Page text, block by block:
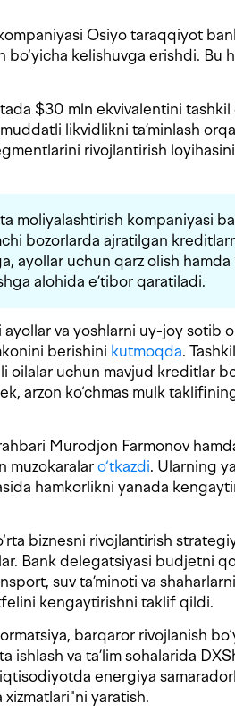
Osiyo taraqqiyot
bo‘yicha kelishuvga erishdi. Bu
$30 mln ekvivalentini tashkil
likvidlikni ta’minlash
rivojlantirish
moliyalashtirish kompaniyasi
bozorlarda ajratilgan
ayollar uchun qarz olish hamda
alohida e’tibor qaratiladi.
va yoshlarni uy-joy sotib
berishini kutmoqda.
oilalar uchun mavjud kreditlar
arzon ko‘chmas mulk
Murodjon Farmonov
muzokaralaro‘tkazdi. Ularning
hamkorlikni yanada
biznesni rivojlantirish
Bank delegatsiyasi budjetni
suv ta’minoti va
kengaytirishni taklif qildi.
barqaror rivojlanish
ishlash va ta’lim sohalarida
energiya
yaratish.